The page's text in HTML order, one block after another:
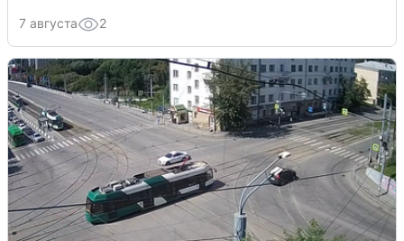
7 августа 2